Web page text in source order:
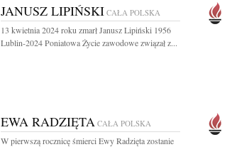
JANUSZ LIPIŃSKI CAŁA POLSKA
13 kwietnia 2024 roku zmarł Janusz Lipiński 1956
Lublin-2024 Poniatowa Życie zawodowe związał z...
EWA RADZIĘTA CAŁA POLSKA
W pierwszą rocznicę śmierci Ewy Radzięta zostanie